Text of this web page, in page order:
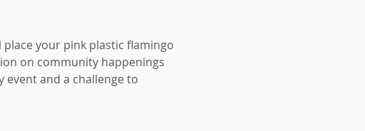
your pink plastic flamingo
on community happenings
and a challenge to